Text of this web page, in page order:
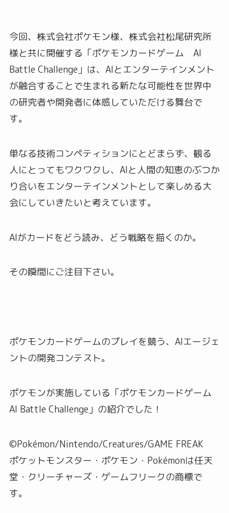
今回、株式会社ポケモン様、株式会社松尾研究所
様と共に開催する「ポケモンカードゲーム AI
Battle Challenge」は、AIとエンターテインメント
が融合することで生まれる新たな可能性を世界中
の研究者や開発者に体感していただける舞台で
す。
単なる技術コンペティションにとどまらず、観る
人にとってもワクワクし、AIと人間の知恵のぶつか
り合いをエンターテインメントとして楽しめる大
会にしていきたいと考えています。
AIがカードをどう読み、どう戦略を描くのか。
その瞬間にご注目下さい。
ポケモンカードゲームのプレイを競う、AIエージェ
ントの開発コンテスト。
ポケモンが実施している「ポケモンカードゲーム
AI Battle Challenge」の紹介でした！
©Pokémon/Nintendo/Creatures/GAME FREAK
ポケットモンスター・ポケモン・Pokémonは任天
堂・クリーチャーズ・ゲームフリークの商標で
す。